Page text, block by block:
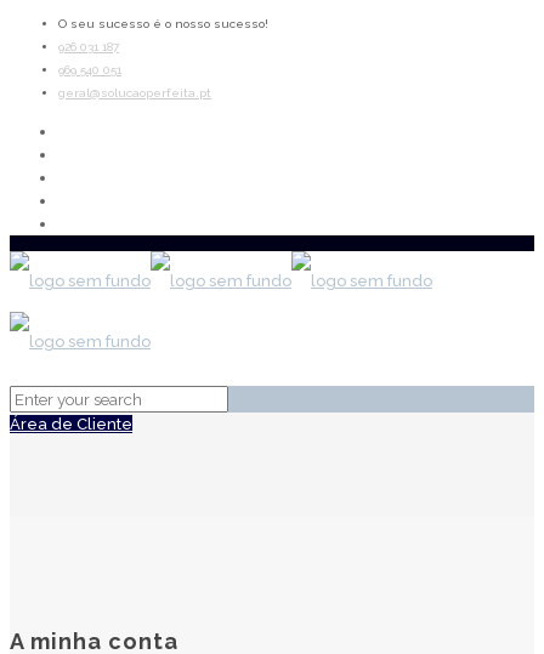
O seu sucesso é o nosso sucesso!
926 031 187
969 540 051
geral@solucaoperfeita.pt
Área de Cliente
A minha conta